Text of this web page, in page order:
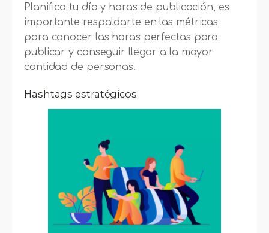
Planifica tu día y horas de publicación, es
importante respaldarte en las métricas
para conocer las horas perfectas para
publicar y conseguir llegar a la mayor
cantidad de personas.
Hashtags estratégicos